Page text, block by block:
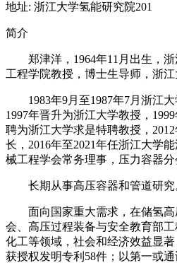
地址: 浙江大学氢能研究院201
简介
郑津洋，1964年11月出生，
工程学院教授，博士生导师，浙
1983年9月至1987年7月浙江
1997年晋升为浙江大学教授，
聘为浙江大学求是特聘教授，
长，2016年至2021年任浙江大学
械工程学会常务理事，压力容器
长期从事高压容器和管道研
面向国家重大需求，在储氢
会、高压过程装备与安全教育部
化工等领域，社会和经济效益显
获授权发明专利58件；以第一或